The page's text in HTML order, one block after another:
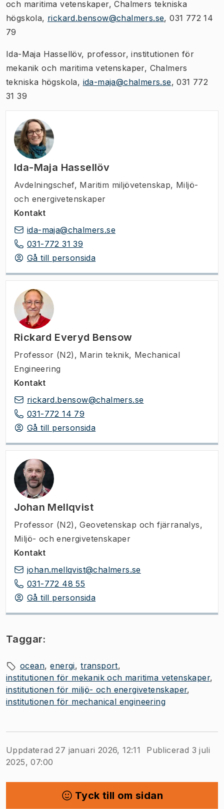
och maritima vetenskaper, Chalmers tekniska
högskola, rickard.bensow@chalmers.se, 031 772 14
79
Ida-Maja Hassellöv, professor, institutionen för
mekanik och maritima vetenskaper, Chalmers
tekniska högskola, ida-maja@chalmers.se, 031 772
31 39
Ida-Maja Hassellöv
Avdelningschef, Maritim miljövetenskap, Miljö-
och energivetenskaper
Kontakt
ida-maja@chalmers.se
031-772 31 39
Gå till personsida
Rickard Everyd Bensow
Professor (N2) , Marin teknik, Mechanical
Engineering
Kontakt
rickard.bensow@chalmers.se
031-772 14 79
Gå till personsida
Johan Mellqvist
Professor (N2) , Geovetenskap och fjärranalys,
Miljö- och energivetenskaper
Kontakt
johan.mellqvist@chalmers.se
031-772 48 55
Gå till personsida
Taggar:
ocean energi
transport
institutionen för mekanik och maritima vetenskaper
institutionen för miljö- och energivetenskaper
institutionen för mechanical engineering
Uppdaterad 27 januari 2026, 12:11
Publicerad 3 juli
2025, 07:00
Tyck till om sidan